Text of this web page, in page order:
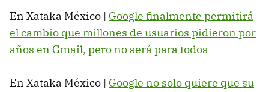
En Xataka México | Google finalmente permitirá
el cambio que millones de usuarios pidieron por
años en Gmail, pero no será para todos
En Xataka México | Google no solo quiere que su